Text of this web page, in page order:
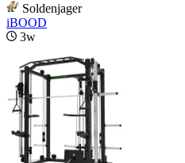
Soldenjager
iBOOD
3w